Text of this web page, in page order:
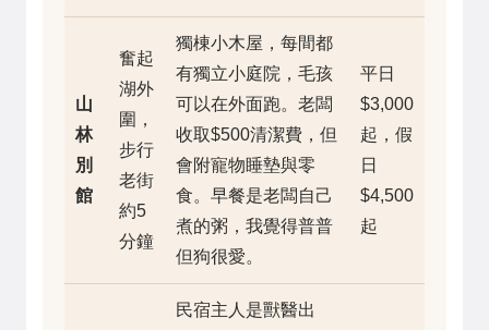
山
林
別
館
奮起
湖外
圍，
步行
老街
約5
分鐘
獨棟小木屋，每間都
有獨立小庭院，毛孩
可以在外面跑。老闆
收取$500清潔費，但
會附寵物睡墊與零
食。早餐是老闆自己
煮的粥，我覺得普普
但狗很愛。
平日
$3,000
起，假
日
$4,500
起
民宿主人是獸醫出